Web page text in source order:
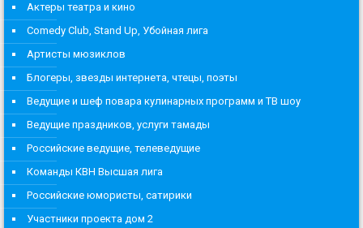
Актеры театра и кино
Comedy Club, Stand Up, Убойная лига
Артисты мюзиклов
Блогеры, звезды интернета, чтецы, поэты
Ведущие и шеф повара кулинарных программ и ТВ шоу
Ведущие праздников, услуги тамады
Российские ведущие, телеведущие
Команды КВН Высшая лига
Российские юмористы, сатирики
Участники проекта дом 2